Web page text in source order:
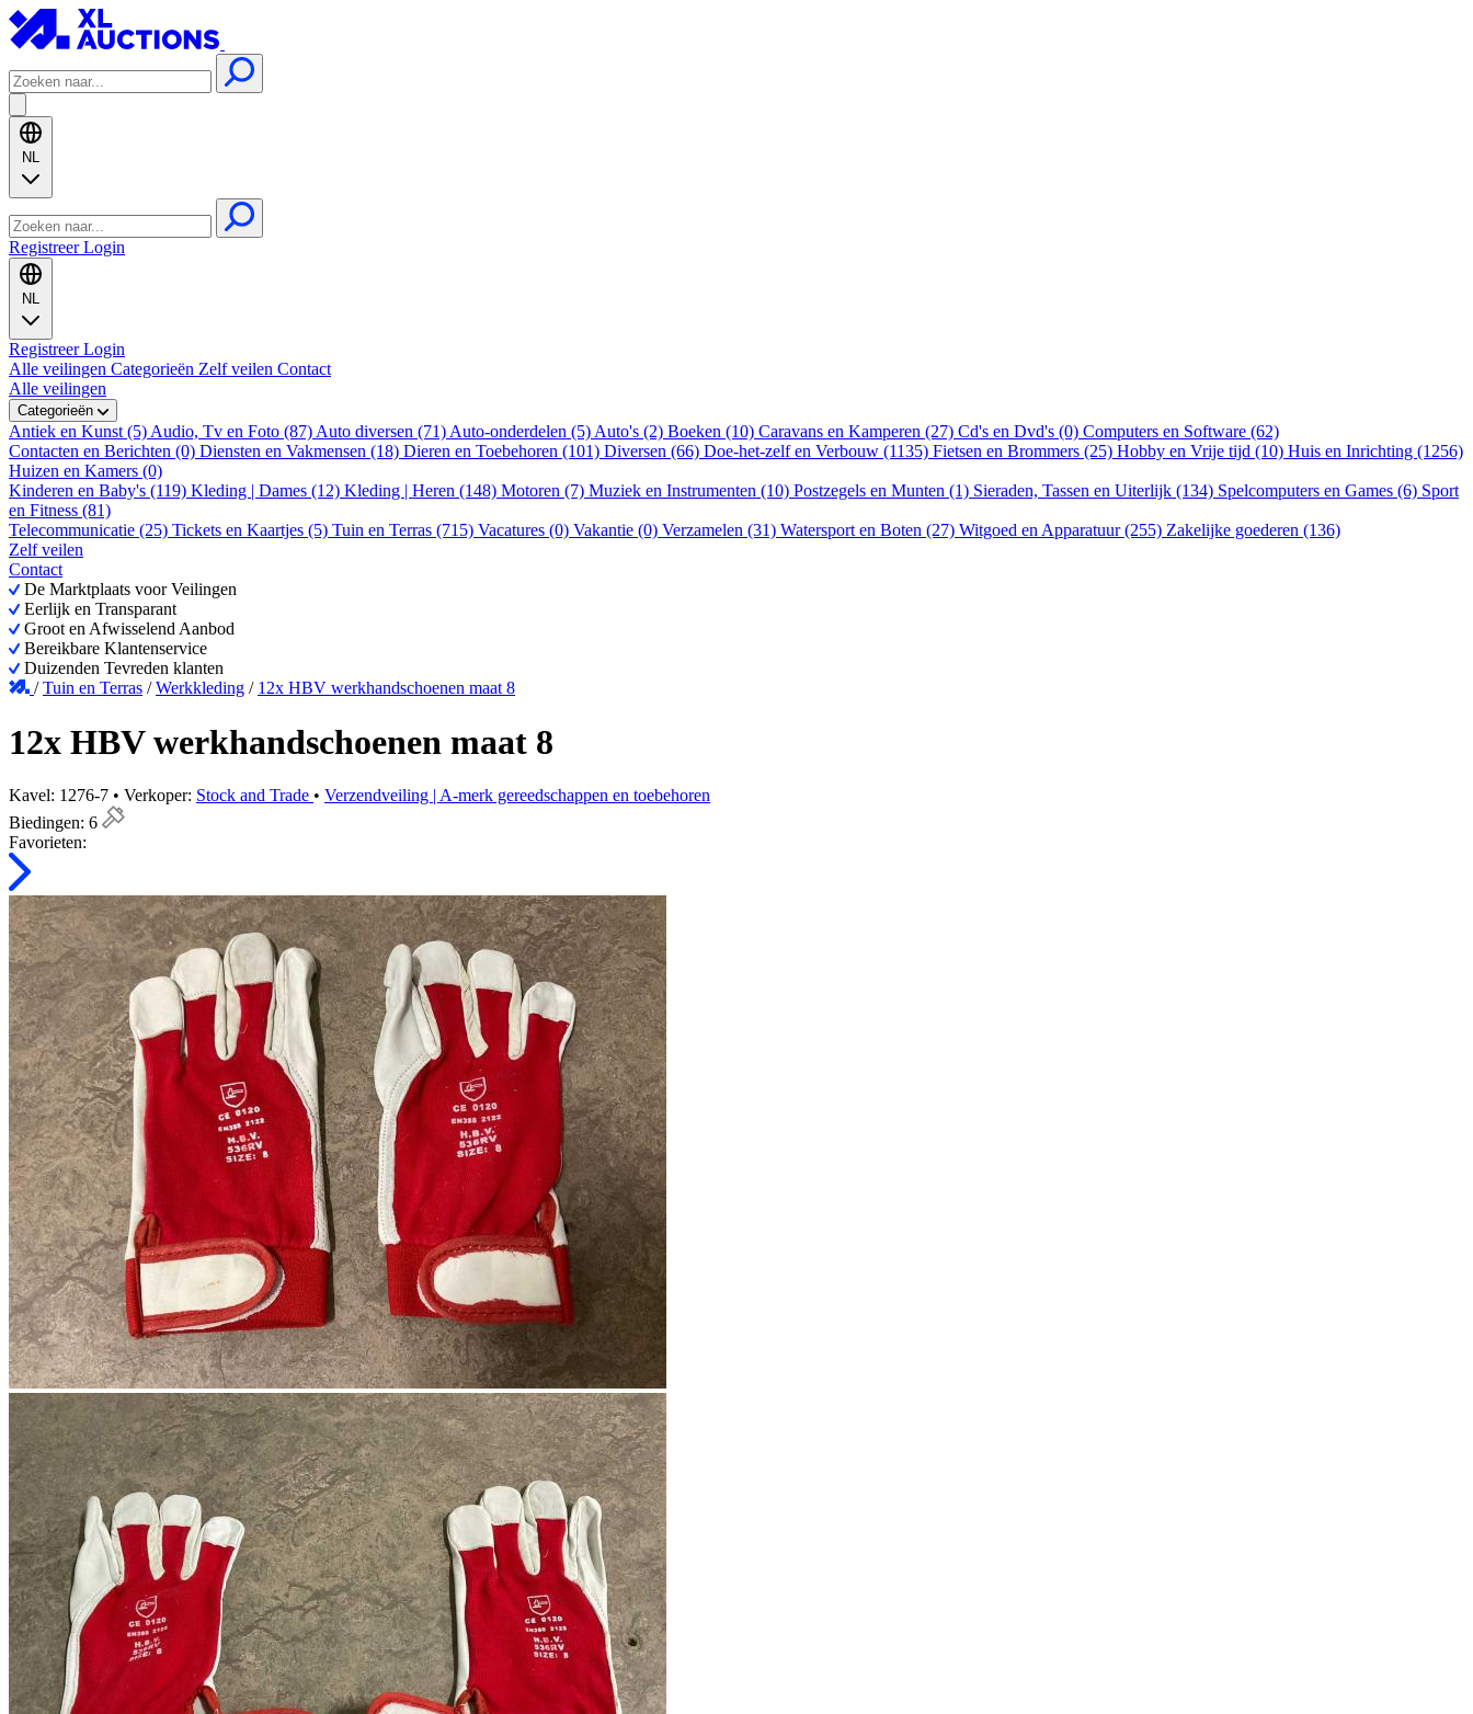
NL
RegistreerLogin
NL
RegistreerLogin
Alle veilingen Categorieën Zelf veilen Contact
Alle veilingen
Categorieën
Antiek en Kunst (5) Audio, Tv en Foto (87) Auto diversen (71) Auto-onderdelen (5) Auto's (2) Boeken (10) Caravans en Kamperen (27) Cd's en Dvd's (0) Computers en Software (62)
Contacten en Berichten (0) Diensten en Vakmensen (18) Dieren en Toebehoren (101) Diversen (66) Doe-het-zelf en Verbouw (1135) Fietsen en Brommers (25) Hobby en Vrije tijd (10) Huis en Inrichting (1256)
Huizen en Kamers (0)
Kinderen en Baby's (119) Kleding | Dames (12) Kleding | Heren (148) Motoren (7) Muziek en Instrumenten (10) Postzegels en Munten (1) Sieraden, Tassen en Uiterlijk (134) Spelcomputers en Games (6) Sport
en Fitness (81)
Telecommunicatie (25) Tickets en Kaartjes (5) Tuin en Terras (715) Vacatures (0) Vakantie (0) Verzamelen (31) Watersport en Boten (27) Witgoed en Apparatuur (255) Zakelijke goederen (136)
Zelf veilen
Contact
De Marktplaats voor Veilingen
Eerlijk en Transparant
Groot en Afwisselend Aanbod
Bereikbare Klantenservice
Duizenden Tevreden klanten
/Tuin en Terras /Werkkleding / 12x HBV werkhandschoenen maat 8
12x HBV werkhandschoenen maat 8
Kavel: 1276-7 • Verkoper: Stock and Trade • Verzendveiling | A-merk gereedschappen en toebehoren
Biedingen: 6
Favorieten: